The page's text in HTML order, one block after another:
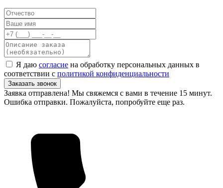
Я даю согласие на обработку персональных данных в
соответствии с политикой конфиденциальности
Заказать звонок
Заявка отправлена! Мы свяжемся с вами в течение 15 минут.
Ошибка отправки. Пожалуйста, попробуйте еще раз.